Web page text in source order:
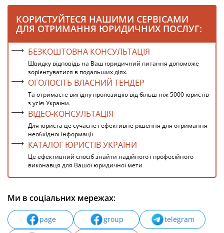
КОРИСТУЙТЕСЯ НАШИМИ СЕРВІСАМИ
ДЛЯ ОТРИМАННЯ ЮРИДИЧНИХ ПОСЛУГ:
БЕЗКОШТОВНА КОНСУЛЬТАЦІЯ
Швидку відповідь на Ваш юридичний питання допоможе
зорієнтуватися в подальших діях.
ОГОЛОСІТЬ ВЛАСНИЙ ТЕНДЕР
Та отримаєте вигідну пропозицію від більш ніж 5000 юристів
з усієї України.
ВІДЕО-КОНСУЛЬТАЦІЯ
Для юриста це сучасне і ефективне рішення для отримання
необхідної інформації
КАТАЛОГ ЮРИСТІВ УКРАЇНИ
Це ефективний спосіб знайти надійного і професійного
виконавця для Вашої юридичної мети
Ми в соціальних мережах:
page group
telegram